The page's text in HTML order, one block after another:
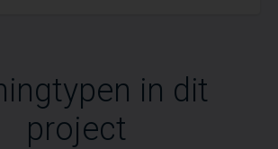
in dit
project